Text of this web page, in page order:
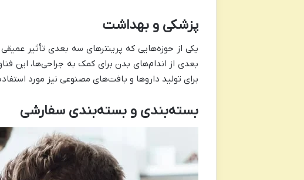
پزشکی و بهداشت
یکی از حوزه‌هایی که پرینتر‌های سه بعدی تأثیر
بعدی از اندام‌های بدن برای کمک به جراحی‌ها، این
برای تولید دارو‌ها و بافت‌های مصنوعی نیز مورد
بسته‌بندی و بسته‌بندی سفارشی